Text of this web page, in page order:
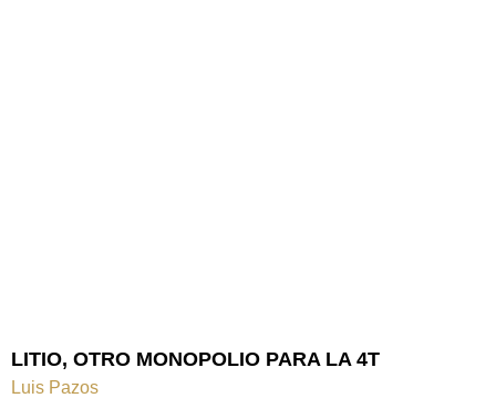
LITIO, OTRO MONOPOLIO PARA LA 4T
Luis Pazos